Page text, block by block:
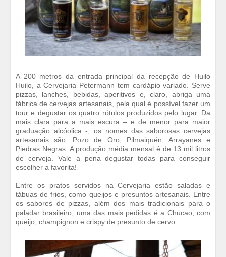
A 200 metros da entrada principal da recepção de Huilo
Huilo, a Cervejaria Petermann tem cardápio variado. Serve
pizzas, lanches, bebidas, aperitivos e, claro, abriga uma
fábrica de cervejas artesanais, pela qual é possível fazer um
tour e degustar os quatro rótulos produzidos pelo lugar. Da
mais clara para a mais escura – e de menor para maior
graduação alcóolica -, os nomes das saborosas cervejas
artesanais são: Pozo de Oro, Pilmaiquén, Arrayanes e
Piedras Negras. A produção média mensal é de 13 mil litros
de cerveja. Vale a pena degustar todas para conseguir
escolher a favorita!
Entre os pratos servidos na Cervejaria estão saladas e
tábuas de frios, como queijos e presuntos artesanais. Entre
os sabores de pizzas, além dos mais tradicionais para o
paladar brasileiro, uma das mais pedidas é a Chucao, com
queijo, champignon e crispy de presunto de cervo.